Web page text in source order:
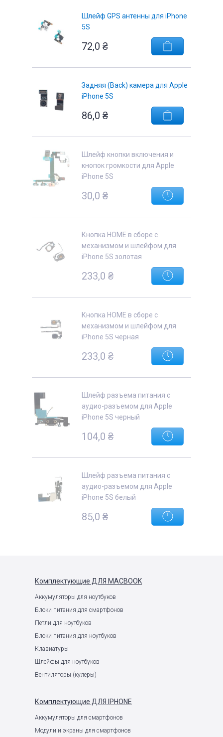
Шлейф GPS антенны для iPhone
5S
72,0 ₴
Задняя (Back) камера для Apple
iPhone 5S
86,0 ₴
Шлейф кнопки включения и
кнопок громкости для Apple
iPhone 5S
30,0 ₴
Кнопка HOME в сборе с
механизмом и шлейфом для
iPhone 5S золотая
233,0 ₴
Кнопка HOME в сборе с
механизмом и шлейфом для
iPhone 5S черная
233,0 ₴
Шлейф разъема питания с
аудио-разъемом для Apple
iPhone 5S черный
104,0 ₴
Шлейф разъема питания с
аудио-разъемом для Apple
iPhone 5S белый
85,0 ₴
Комплектующие ДЛЯ MACBOOK
Аккумуляторы для ноутбуков
Блоки питания для смартфонов
Петли для ноутбуков
Блоки питания для ноутбуков
Клавиатуры
Шлейфы для ноутбуков
Вентиляторы (кулеры)
Комплектующие ДЛЯ IPHONE
Аккумуляторы для смартфонов
Модули и экраны для смартфонов